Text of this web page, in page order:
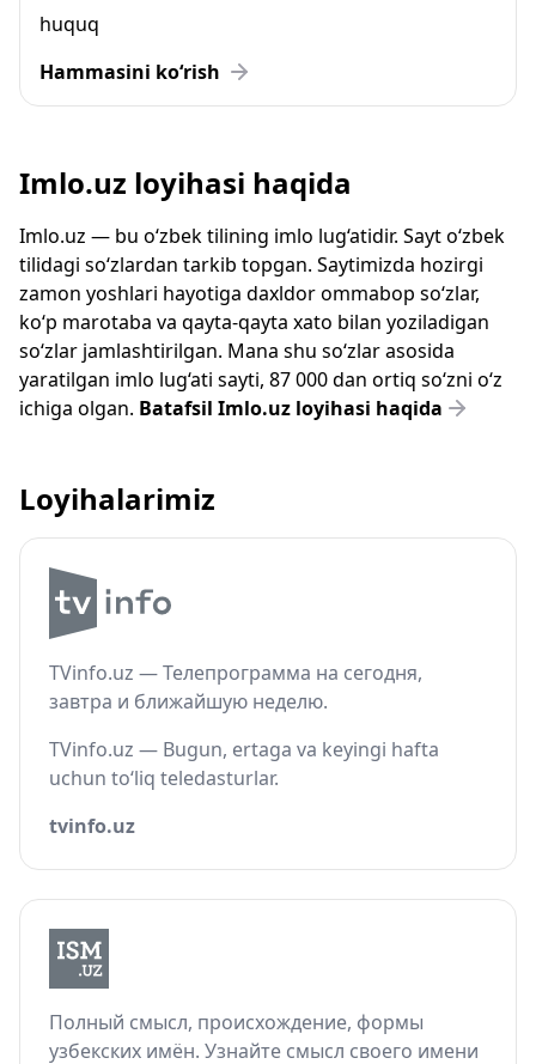
huquq
Hammasini ko‘rish
Imlo.uz loyihasi haqida
Imlo.uz — bu o‘zbek tilining imlo lug‘atidir. Sayt o‘zbek
tilidagi so‘zlardan tarkib topgan. Saytimizda hozirgi
zamon yoshlari hayotiga daxldor ommabop so‘zlar,
ko‘p marotaba va qayta-qayta xato bilan yoziladigan
so‘zlar jamlashtirilgan. Mana shu so‘zlar asosida
yaratilgan imlo lug‘ati sayti, 87 000 dan ortiq so‘zni o‘z
ichiga olgan. Batafsil Imlo.uz loyihasi haqida
Loyihalarimiz
TVinfo.uz — Телепрограмма на сегодня,
завтра и ближайшую неделю.
TVinfo.uz — Bugun, ertaga va keyingi hafta
uchun to‘liq teledasturlar.
tvinfo.uz
Полный смысл, происхождение, формы
узбекских имён. Узнайте смысл своего имени